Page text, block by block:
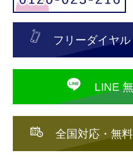
フリーダイヤ
LINE
全国対応・無